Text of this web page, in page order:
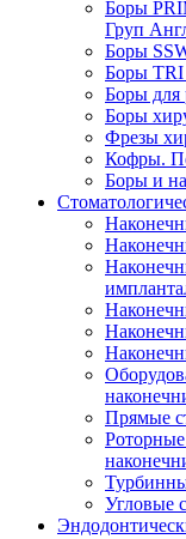
Боры
Груп
Боры
Боры
Боры для
Боры
Фрезы
Кофры.
Боры и
Прямые
Угловые